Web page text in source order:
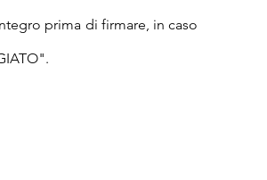
prima di firmare, in caso